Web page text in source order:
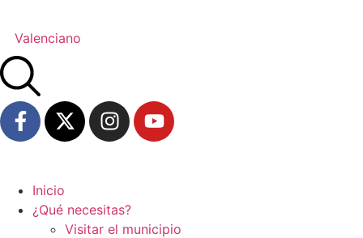
Valenciano
Inicio
¿Qué necesitas?
Visitar el municipio